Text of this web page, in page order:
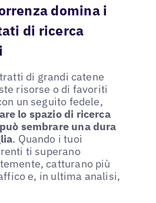
domina i
di ricerca
di grandi catene
risorse o di favoriti
un seguito fedele,
lo spazio di ricerca
sembrare una dura
. Quando i tuoi
ti superano
catturano più
e, in ultima analisi,